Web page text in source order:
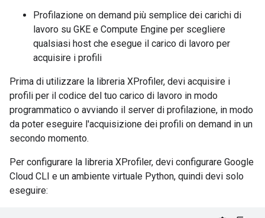
Profilazione on demand più semplice dei carichi di
lavoro su GKE e Compute Engine per scegliere
qualsiasi host che esegue il carico di lavoro per
acquisire i profili
Prima di utilizzare la libreria XProfiler, devi acquisire i
profili per il codice del tuo carico di lavoro in modo
programmatico o avviando il server di profilazione, in modo
da poter eseguire l'acquisizione dei profili on demand in un
secondo momento.
Per configurare la libreria XProfiler, devi configurare Google
Cloud CLI e un ambiente virtuale Python, quindi devi solo
eseguire: